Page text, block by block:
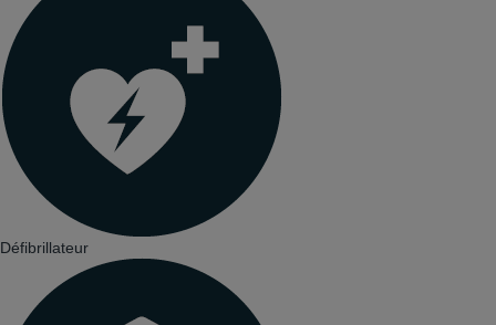
Défibrillateur